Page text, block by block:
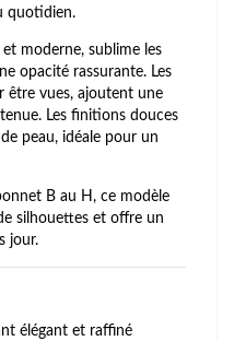
quotidien.
moderne, sublime les
opacité rassurante. Les
être vues, ajoutent une
Les finitions douces
peau, idéale pour un
B au H, ce modèle
silhouettes et offre un
jour.
élégant et raffiné